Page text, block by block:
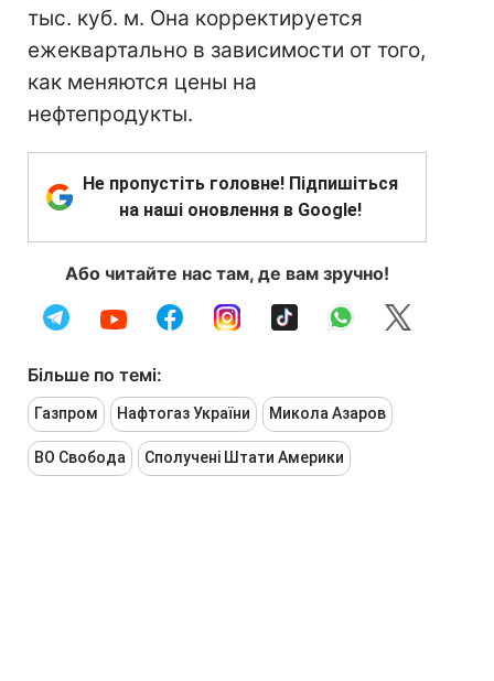
тыс. куб. м. Она корректируется
ежеквартально в зависимости от того,
как меняются цены на
нефтепродукты.
Не пропустіть головне! Підпишіться
на наші оновлення в Google!
Або читайте нас там, де вам зручно!
Більше по темі:
Газпром Нафтогаз України Микола Азаров
ВО Свобода Сполучені Штати Америки